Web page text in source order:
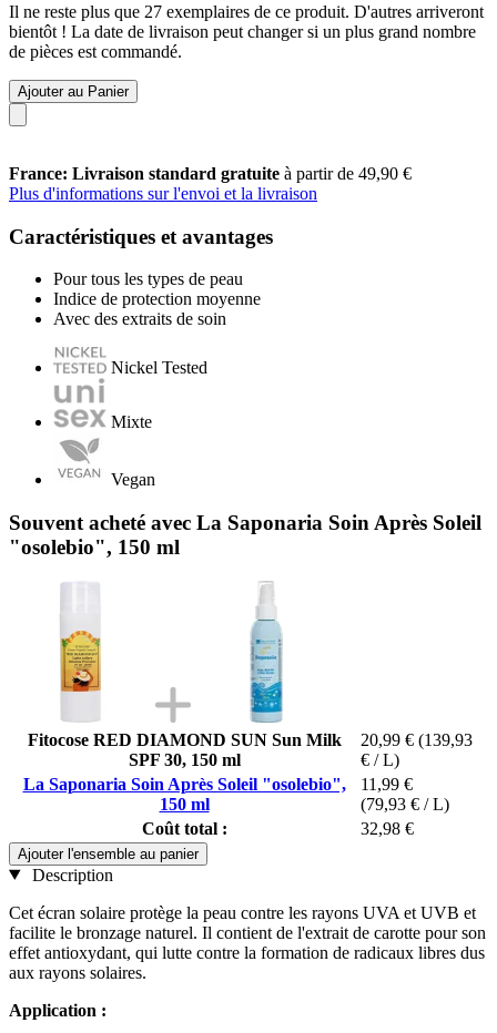
Il ne reste plus que 27 exemplaires de ce produit. D'autres arriveront
bientôt ! La date de livraison peut changer si un plus grand nombre
de pièces est commandé.
Ajouter au Panier
France: Livraison standard gratuite à partir de 49,90 €
Plus d'informations sur l'envoi et la livraison
Caractéristiques et avantages
Pour tous les types de peau
Indice de protection moyenne
Avec des extraits de soin
Nickel Tested
Mixte
Vegan
Souvent acheté avec La Saponaria Soin Après Soleil
"osolebio", 150 ml
Fitocose RED DIAMOND SUN Sun Milk
SPF 30, 150 ml
20,99 € (139,93
€ / L)
La Saponaria Soin Après Soleil "osolebio",
150 ml
11,99 €
(79,93 € / L)
Coût total :
32,98 €
Ajouter l'ensemble au panier
Description
Cet écran solaire protège la peau contre les rayons UVA et UVB et
facilite le bronzage naturel. Il contient de l'extrait de carotte pour son
effet antioxydant, qui lutte contre la formation de radicaux libres dus
aux rayons solaires.
Application :